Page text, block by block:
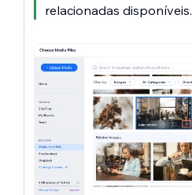
relacionadas disponíveis.